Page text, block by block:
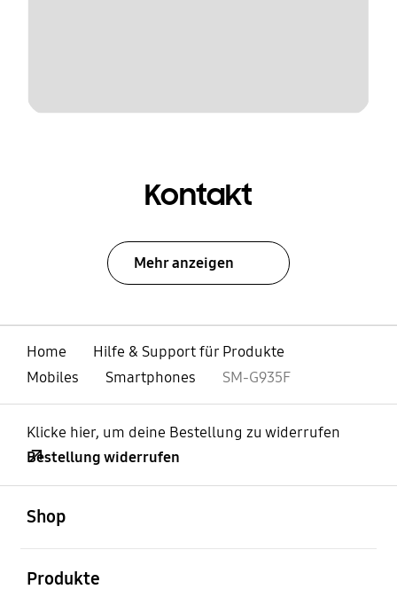
Kontakt
Mehr anzeigen
Home
Hilfe & Support für Produkte
Mobiles
Smartphones SM-G935F
Klicke hier, um deine Bestellung zu widerrufen
Bestellung widerrufen
Shop
Produkte